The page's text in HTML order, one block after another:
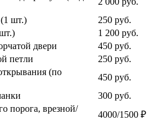
(1 шт.)
250 руб.
1 200 руб.
двери
450 руб.
петли
250 руб.
(по
450 руб.
300 руб.
порога, врезной/
4000/1500 ₽